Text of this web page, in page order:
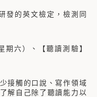
發的英文檢定，檢測同
六）、【聽讀測驗】
接觸的口說、寫作領域
解自己除了聽讀能力以